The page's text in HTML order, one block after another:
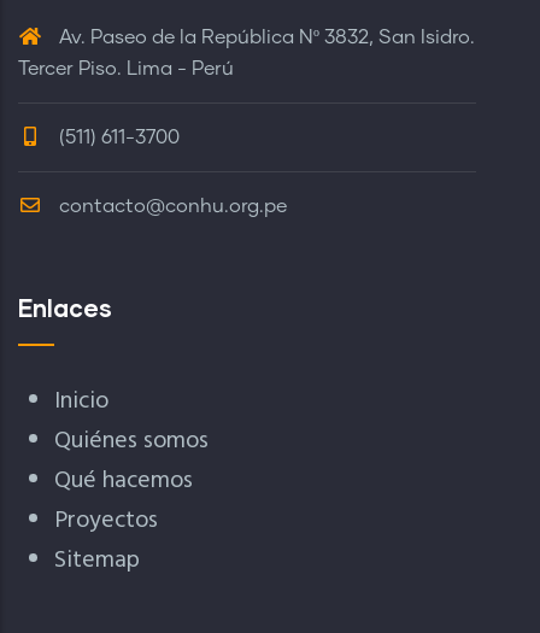
Av. Paseo de la República Nº 3832, San Isidro.
Tercer Piso. Lima - Perú
(511) 611-3700
contacto@conhu.org.pe
Enlaces
Inicio
Quiénes somos
Qué hacemos
Proyectos
Sitemap